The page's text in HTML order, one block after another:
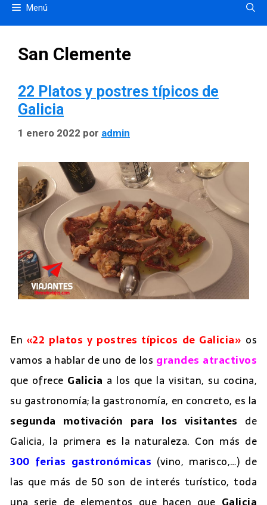
Menú
San Clemente
22 Platos y postres típicos de
Galicia
1 enero 2022 por admin
En «22 platos y postres típicos de Galicia» os
vamos a hablar de uno de los grandes atractivos
que ofrece Galicia a los que la visitan, su cocina,
su gastronomía; la gastronomía, en concreto, es la
segunda motivación para los visitantes de
Galicia, la primera es la naturaleza. Con más de
300 ferias gastronómicas (vino, marisco,…) de
las que más de 50 son de interés turístico, toda